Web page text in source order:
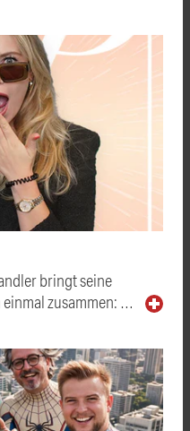
bringt seine
zusammen: …